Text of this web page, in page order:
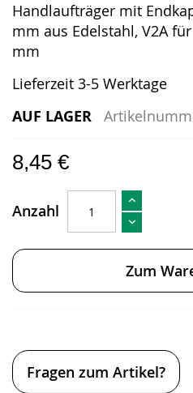
Handlaufträger mit
mm aus Edelstahl, V2A
mm
Lieferzeit 3-5 Werktage
AUF LAGER
8,45 €
Anzahl
Zum
Fragen zum Artikel?